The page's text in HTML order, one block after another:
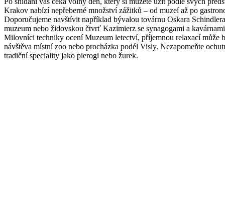
Krakov nabízí nepřeberné množství zážitků – od muzeí až po
Doporučujeme navštívit například bývalou továrnu Oskara
muzeum nebo židovskou čtvrť Kazimierz se synagogami a
Milovníci techniky ocení Muzeum letectví, příjemnou relaxací může
návštěva místní zoo nebo procházka podél Visly. Nezapomeňte
tradiční speciality jako pierogi nebo žurek.